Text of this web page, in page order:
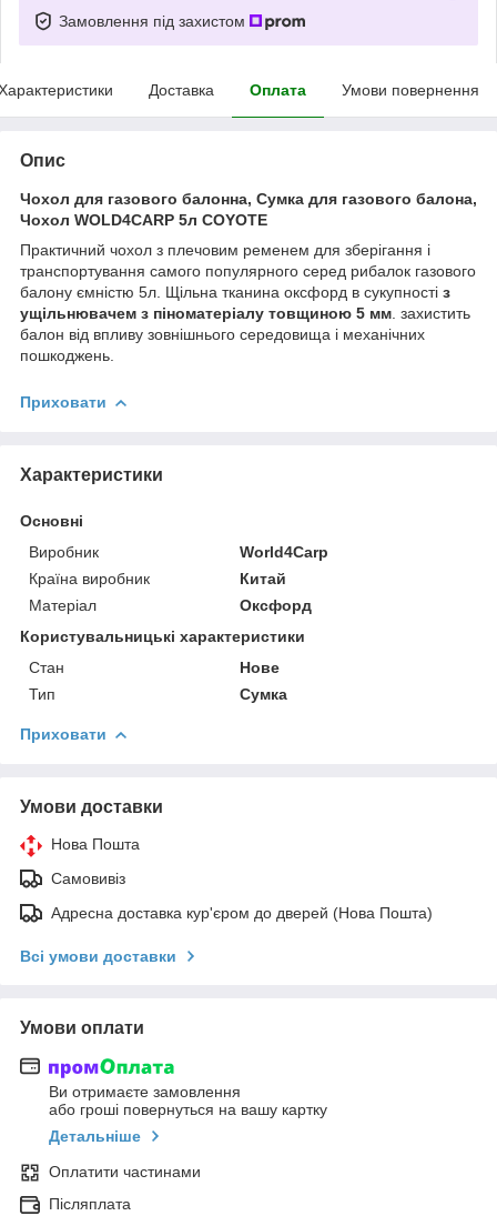
Замовлення під захистом
Доставка Оплата Умови повернення
Опис
Чохол для газового балонна, Сумка для газового балона,
Чохол WOLD4CARP 5л COYOTE
Практичний чохол з плечовим ременем для зберігання і
транспортування самого популярного серед рибалок газового
балону ємністю 5л. Щільна тканина оксфорд в сукупності з
ущільнювачем з піноматеріалу товщиною 5 мм . захистить
балон від впливу зовнішнього середовища і механічних
пошкоджень.
Приховати
Характеристики
Основні
Виробник
World4Carp
Країна виробник
Китай
Матеріал
Оксфорд
Користувальницькі характеристики
Стан
Нове
Тип
Сумка
Приховати
Умови доставки
Нова Пошта
Самовивіз
Адресна доставка кур'єром до дверей (Нова Пошта)
Всі умови доставки
Умови оплати
Ви отримаєте замовлення
або гроші повернуться на вашу картку
Детальніше
Оплатити частинами
Післяплата